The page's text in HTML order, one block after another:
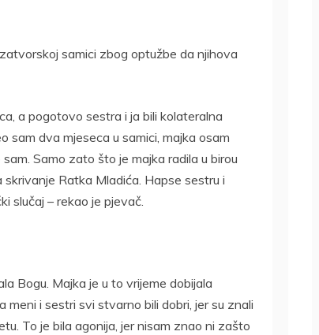
samici zbog optužbe da njihova
a pogotovo sestra i ja bili kolateralna
sam dva mjeseca u samici, majka osam
Samo zato što je majka radila u birou
Ratka Mladića. Hapse sestru i
slučaj – rekao je pjevač.
Bogu. Majka je u to vrijeme dobijala
i sestri svi stvarno bili dobri, jer su znali
To je bila agonija, jer nisam znao ni zašto